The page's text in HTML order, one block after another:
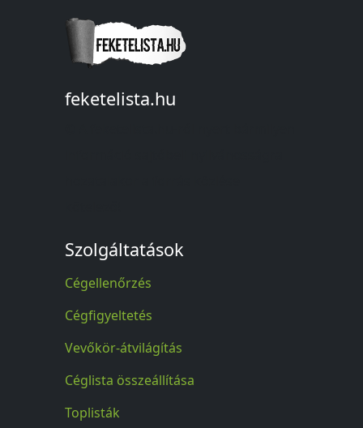
feketelista.hu
Szolgáltatások
Cégellenőrzés
Cégfigyeltetés
Vevőkör-átvilágítás
Céglista összeállítása
Toplisták